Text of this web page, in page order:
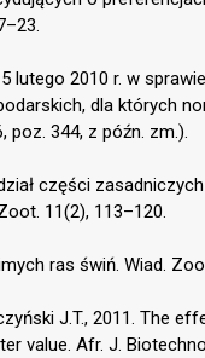
lutego 2010 r. w
dla których
poz. 344, z późn. zm.).
części
11(2), 113–120.
ras świń. Wiad.
J.T., 2011. The
value. Afr. J.